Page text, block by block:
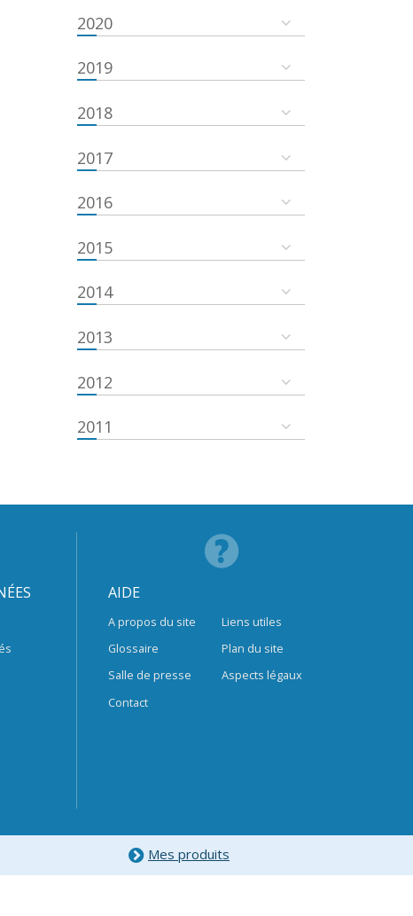
2020
2019
2018
2017
2016
2015
2014
2013
2012
2011
AIDE
A propos du site
Glossaire
Salle de presse
Contact
Liens utiles
Plan du site
Aspects légaux
Mes produits